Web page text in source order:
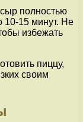
сыр полностью
10-15 минут. Не
избежать
пиццу,
своим